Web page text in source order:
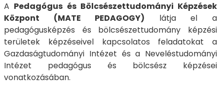
A Pedagógus és Bölcsészettudományi Képzések
Központ (MATE PEDAGOGY) látja el a
pedagógusképzés és bölcsészettudomány képzési
területek képzéseivel kapcsolatos feladatokat a
Gazdaságtudományi Intézet és a Neveléstudományi
Intézet pedagógus és bölcsész képzései
vonatkozásában.